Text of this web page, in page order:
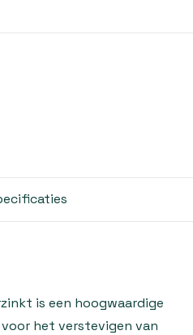
is een hoogwaardige
het verstevigen van